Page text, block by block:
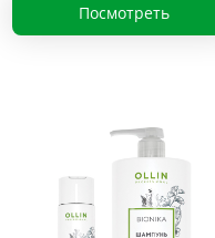
Посмотреть